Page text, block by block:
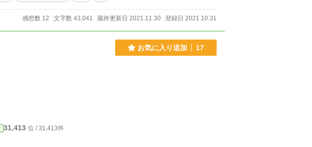
感想数 12 文字数 43,041 最終更新日 2021.11.30 登録日 2021.10.31
お気に入り追加 17
31,413 位 / 31,413件